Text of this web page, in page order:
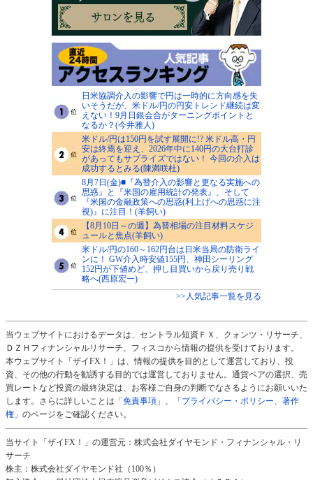
日米協調介入の影響で円は一時的に方向感を失
いそうだが、米ドル/円の円安トレンド継続は変
えない！9月日銀会合がターニングポイントと
なるか？(今井雅人)
米ドル/円は150円を試す展開に!? 米ドル高・円
安は終焉を迎え、2026年中に140円の大台打診
があってもサプライズではない！ 今回の介入は
成功するとみる(陳満咲杜)
8月7日(金)■『為替介入の影響と更なる実施への
思惑』と『米国の雇用統計の発表』、そして
『米国の金融政策への思惑(利上げへの思惑に注
視)』に注目！(羊飼い)
【8月10日～の週】為替相場の注目材料スケジ
ュールと焦点(羊飼い)
米ドル/円の160～162円台は日米当局の防衛ライ
ンに！ GW介入時安値155円、神田シーリング
152円が下値めど、押し目買いから戻り売り戦
略へ(西原宏一)
>>人気記事一覧を見る
当ウェブサイトにおけるデータは、セントラル短資ＦＸ、クォンツ・リサーチ、
ＤＺＨフィナンシャルリサーチ、フィスコから情報の提供を受けております。
本ウェブサイト「ザイFX！」は、情報の提供を目的として運営しており、投
資、その他の行動を勧誘する目的では運営しておりません。通貨ペアの選択、売
買レートなど投資の最終決定は、お客様ご自身の判断でなさるようにお願いいた
します。さらに詳しいことは 「免責事項」 、
「プライバシー・ポリシー、著作
権」 のページをご確認ください。
当サイト「ザイFX！」の運営元：株式会社ダイヤモンド・フィナンシャル・リ
サーチ
株主：株式会社ダイヤモンド社（100％）